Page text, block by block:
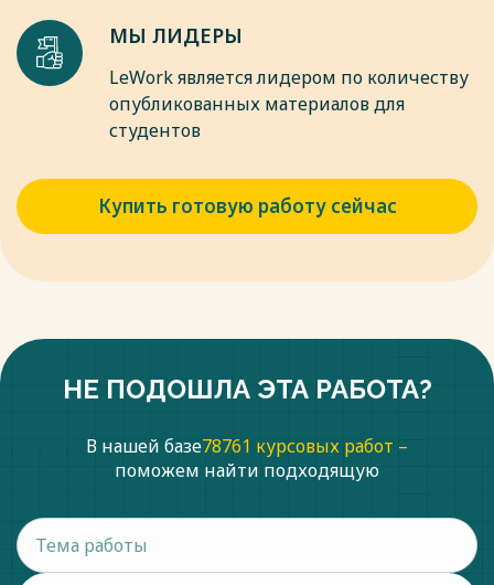
МЫ ЛИДЕРЫ
LeWork является лидером по количеству
опубликованных материалов для
студентов
Купить готовую работу сейчас
НЕ ПОДОШЛА ЭТА РАБОТА?
В нашей базе78761 курсовых работ –
поможем найти подходящую